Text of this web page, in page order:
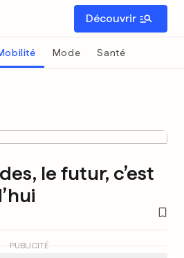
Découvrir
Mode Santé
le futur, c’est
PUBLICITÉ